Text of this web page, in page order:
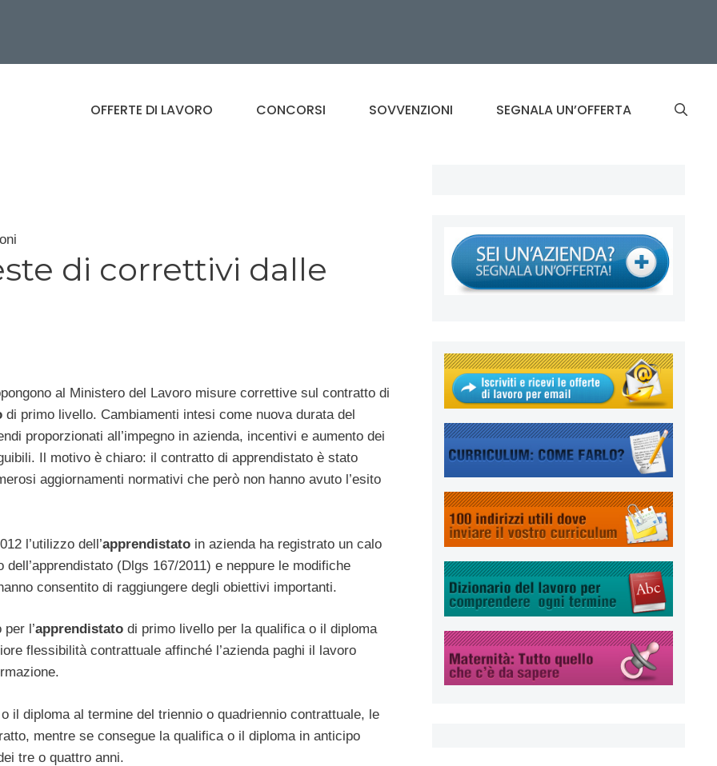
OFFERTE DI LAVORO CONCORSI SOVVENZIONI SEGNALA UN’OFFERTA
di correttivi dalle
al Ministero del Lavoro misure correttive sul contratto di
di primo livello. Cambiamenti intesi come nuova durata del
proporzionati all’impegno in azienda, incentivi e aumento dei
Il motivo è chiaro: il contratto di apprendistato è stato
aggiornamenti normativi che però non hanno avuto l’esito
l’utilizzo dell’apprendistato in azienda ha registrato un calo
(Dlgs 167/2011) e neppure le modifiche
consentito di raggiungere degli obiettivi importanti.
l’apprendistato di primo livello per la qualifica o il diploma
flessibilità contrattuale affinché l’azienda paghi il lavoro
il diploma al termine del triennio o quadriennio contrattuale, le
mentre se consegue la qualifica o il diploma in anticipo
tre o quattro anni.